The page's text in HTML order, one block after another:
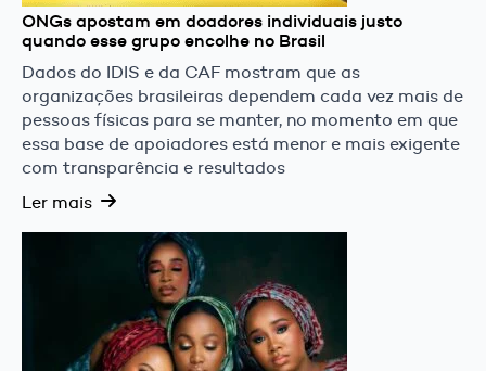
ONGs apostam em doadores individuais justo
quando esse grupo encolhe no Brasil
Dados do IDIS e da CAF mostram que as
organizações brasileiras dependem cada vez mais de
pessoas físicas para se manter, no momento em que
essa base de apoiadores está menor e mais exigente
com transparência e resultados
Ler mais